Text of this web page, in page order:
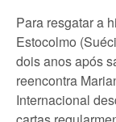
Para resgatar a
Estocolmo
dois anos após
reencontra
Internacional